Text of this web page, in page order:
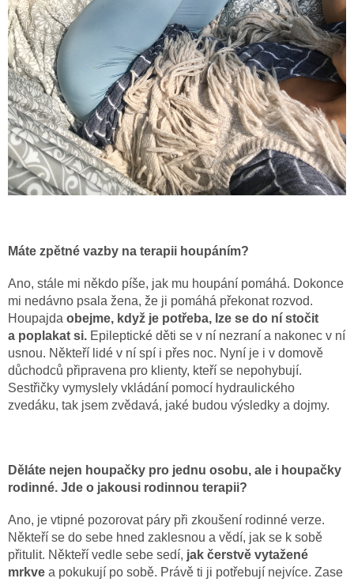
Máte zpětné vazby na terapii houpáním?
Ano, stále mi někdo píše, jak mu houpání pomáhá. Dokonce
mi nedávno psala žena, že ji pomáhá překonat rozvod.
Houpajda obejme, když je potřeba, lze se do ní stočit
a poplakat si. Epileptické děti se v ní nezraní a nakonec v ní
usnou. Někteří lidé v ní spí i přes noc. Nyní je i v domově
důchodců připravena pro klienty, kteří se nepohybují.
Sestřičky vymyslely vkládání pomocí hydraulického
zvedáku, tak jsem zvědavá, jaké budou výsledky a dojmy.
Děláte nejen houpačky pro jednu osobu, ale i houpačky
rodinné. Jde o jakousi rodinnou terapii?
Ano, je vtipné pozorovat páry při zkoušení rodinné verze.
Někteří se do sebe hned zaklesnou a vědí, jak se k sobě
přitulit. Někteří vedle sebe sedí, jak čerstvě vytažené
mrkve a pokukují po sobě. Právě ti ji potřebují nejvíce. Zase